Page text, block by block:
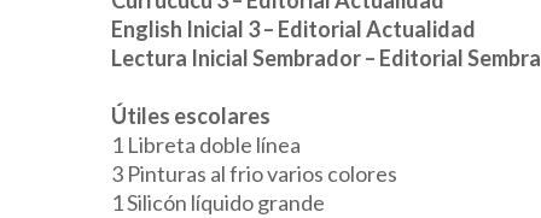
English Inicial 3 – Editorial Actualidad
Lectura Inicial Sembrador – Editorial
Útiles escolares
1 Libreta doble línea
3 Pinturas al frio varios colores
1 Silicón líquido grande